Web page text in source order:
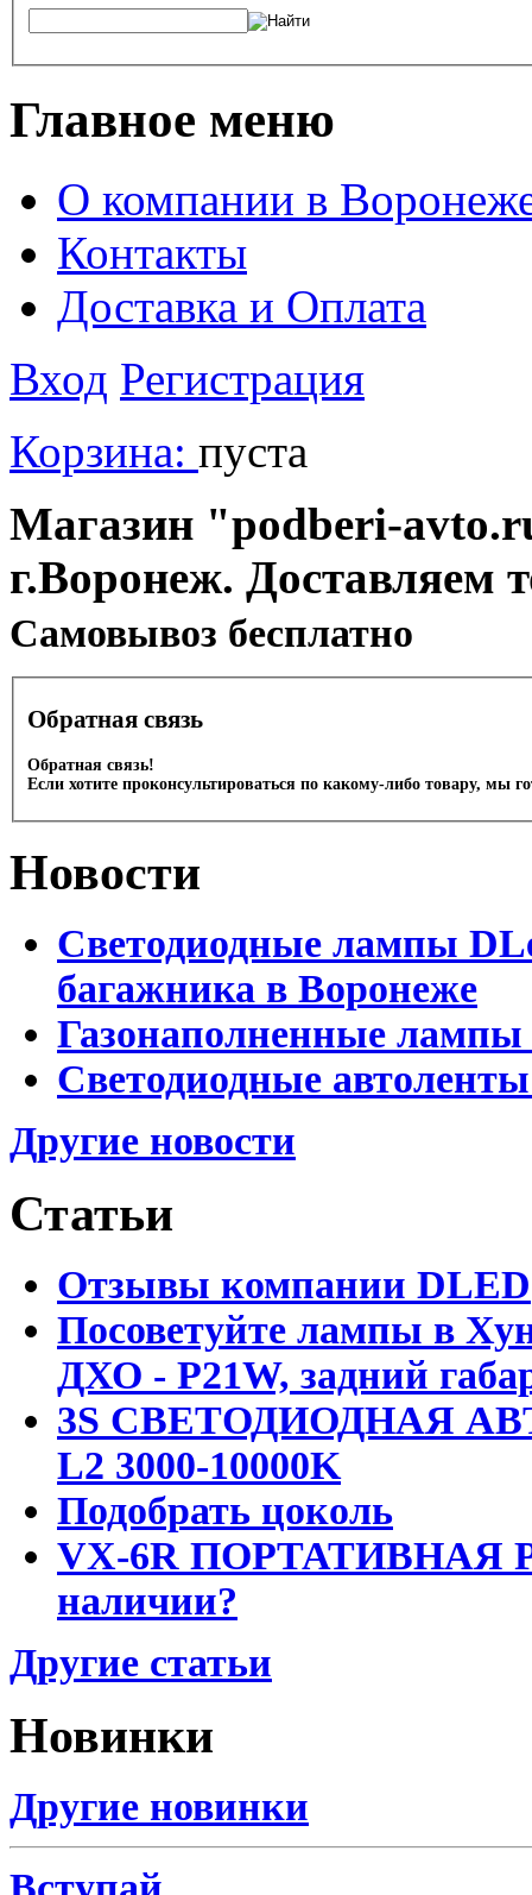
Главное меню
О компании в
Контакты
Доставка и Оплата
Вход Регистрация
Корзина: пуста
Магазин "podberi-
г.Воронеж. Доставляем
Cамовывоз бесплатно
Обратная связь
Обратная связь!
Если хотите проконсультироваться по какому-либо товару, мы
Новости
Светодиодные лампы
багажника в Воронеже
Газонаполненные
Светодиодные
Другие новости
Статьи
Отзывы компании DLED
Посоветуйте лампы в
ДХО - P21W, задний
3S СВЕТОДИОДНАЯ
L2 3000-10000K
Подобрать цоколь
VX-6R ПОРТАТИВНАЯ
наличии?
Другие статьи
Новинки
Другие новинки